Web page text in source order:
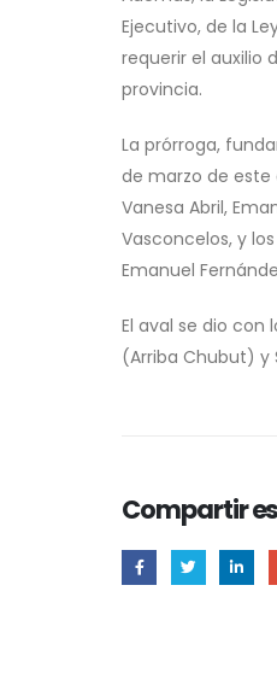
Ejecutivo, de la
requerir el auxilio
provincia.
La prórroga,
de marzo de este
Vanesa Abril,
Vasconcelos, y
Emanuel
El aval se dio con
(Arriba Chubut) y
Compartir